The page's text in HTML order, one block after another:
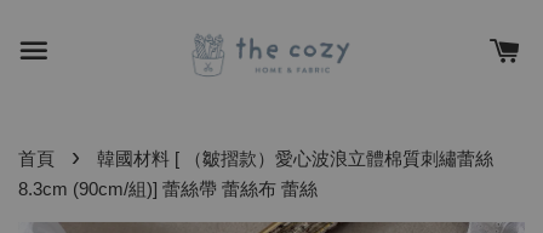
首頁 ›
韓國材料 [ （皺摺款）愛心波浪立體棉質刺繡蕾絲
8.3cm (90cm/組)] 蕾絲帶 蕾絲布 蕾絲